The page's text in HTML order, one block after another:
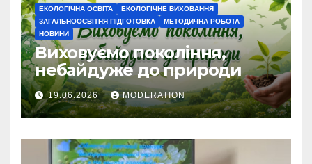
ЕКОЛОГІЧНА ОСВІТА
ЕКОЛОГІЧНЕ ВИХОВАННЯ
ЗАГАЛЬНООСВІТНЯ ПІДГОТОВКА
МЕТОДИЧНА РОБОТА
НОВИНИ
Виховуємо покоління,
небайдуже до природи
19.06.2026 MODERATION